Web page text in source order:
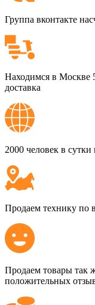
Группа вконтакте
Находимся в Москве
доставка
2000 человек в
Продаем технику по
Продаем товары так
положительных